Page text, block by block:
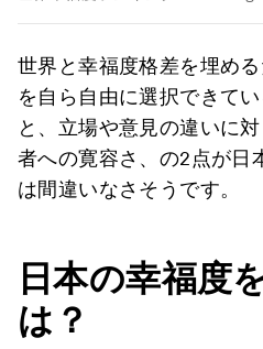
世界と幸福度格差を埋め
を自ら自由に選択できて
と、立場や意見の違いに
者への寛容さ、の2点が日
は間違いなさそうです。
日本の幸福度
は？